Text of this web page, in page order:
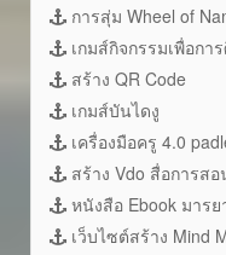
การสุ่ม Wheel of
เกมส์กิจกรรมเพื่อกา
สร้าง QR Code
เกมส์บันไดงู
เครื่องมือครู 4.0
สร้าง Vdo สื่อการส
หนังสือ Ebook มาร
เว็บไซต์สร้าง Mind